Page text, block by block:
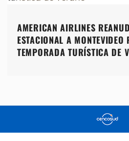
AMERICAN AIRLINES
ESTACIONAL A MONTEVIDEO
TEMPORADA TURÍSTICA DE